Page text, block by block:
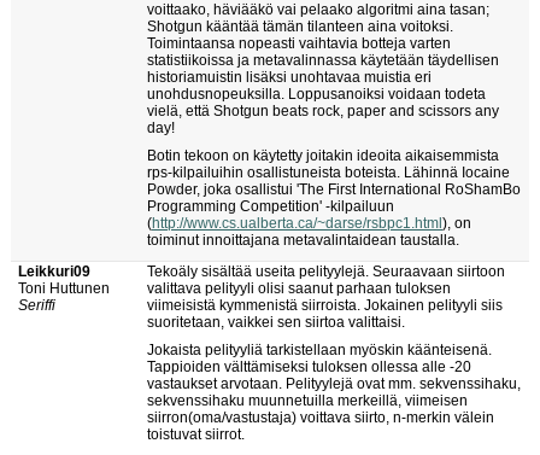
voittaako, häviääkö vai pelaako algoritmi aina tasan;
Shotgun kääntää tämän tilanteen aina voitoksi.
Toimintaansa nopeasti vaihtavia botteja varten
statistiikoissa ja metavalinnassa käytetään täydellisen
historiamuistin lisäksi unohtavaa muistia eri
unohdusnopeuksilla. Loppusanoiksi voidaan todeta
vielä, että Shotgun beats rock, paper and scissors any
day!
Botin tekoon on käytetty joitakin ideoita aikaisemmista
rps-kilpailuihin osallistuneista boteista. Lähinnä Iocaine
Powder, joka osallistui 'The First International RoShamBo
Programming Competition' -kilpailuun
(http://www.cs.ualberta.ca/~darse/rsbpc1.html), on
toiminut innoittajana metavalintaidean taustalla.
Leikkuri09
Toni Huttunen
Seriffi
Tekoäly sisältää useita pelityylejä. Seuraavaan siirtoon
valittava pelityyli olisi saanut parhaan tuloksen
viimeisistä kymmenistä siirroista. Jokainen pelityyli siis
suoritetaan, vaikkei sen siirtoa valittaisi.
Jokaista pelityyliä tarkistellaan myöskin käänteisenä.
Tappioiden välttämiseksi tuloksen ollessa alle -20
vastaukset arvotaan. Pelityylejä ovat mm. sekvenssihaku,
sekvenssihaku muunnetuilla merkeillä, viimeisen
siirron(oma/vastustaja) voittava siirto, n-merkin välein
toistuvat siirrot.